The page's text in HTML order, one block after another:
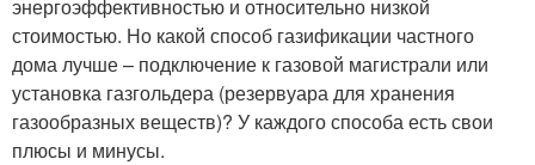
энергоэффективностью и относительно низкой
стоимостью. Но какой способ газификации частного
дома лучше – подключение к газовой магистрали или
установка газгольдера (резервуара для хранения
газообразных веществ)? У каждого способа есть свои
плюсы и минусы.